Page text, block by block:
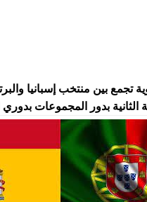
بدور المجموعات بدوري